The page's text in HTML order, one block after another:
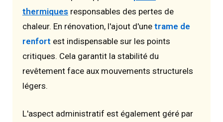
thermiques responsables des pertes de
chaleur. En rénovation, l'ajout d'une trame de
renfort est indispensable sur les points
critiques. Cela garantit la stabilité du
revêtement face aux mouvements structurels
légers.
L'aspect administratif est également géré par